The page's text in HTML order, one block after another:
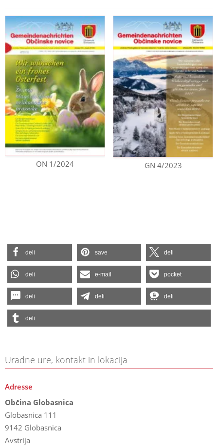
ON 1/2024 GN 4/2023
deli save deli
deli e-mail pocket
deli deli deli
deli
Uradne ure, kontakt in lokacija
Adresse
Občina Globasnica
Globasnica 111
9142 Globasnica
Avstrija